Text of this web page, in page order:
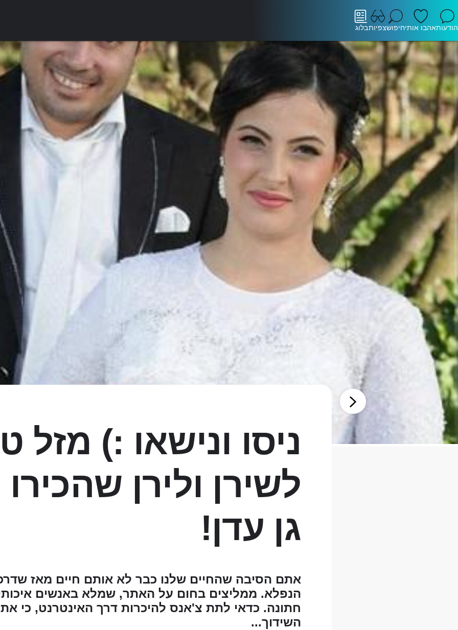
הודעותאהבו אותיחיפושצפיותבלוג
ניסו ונישאו :) מזל
לשירן ולירן
גן עדן!
אתם הסיבה שהחיים שלנו כבר לא אותם חיים מאז
הנפלא. ממליצים בחום על האתר, שמלא באנשים
חתונה. כדאי לתת צ'אנס להיכרות דרך האינטרנט, כי
השידוך...